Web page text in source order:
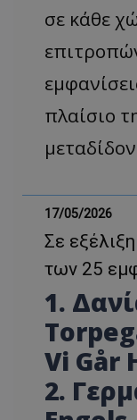
σε κάθε
πλαίσιο
17/05/2026
Σε
των 25
1.
Vi Går
2.